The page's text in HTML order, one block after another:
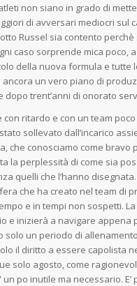
non siano in grado di
di avversari mediocri sul
Russel sia contento
caso sorprende mica poco,
della nuova formula e tutte
un vero piano di
trent’anni di onorato
ritardo e con un team
sollevato dall’incarico
che conosciamo come
la perplessità di come sia
quelli che l’hanno
che ha creato nel team di
e in tempi non sospetti.
e inizierà a navigare appena
solo un periodo di
il diritto a essere capolista
solo agosto, come
po inutile ma necessario.